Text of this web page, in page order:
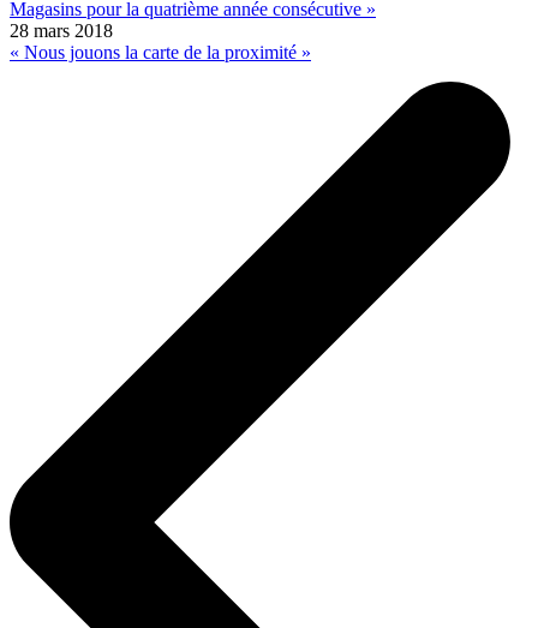
Magasins pour la quatrième année consécutive »
28 mars 2018
« Nous jouons la carte de la proximité »